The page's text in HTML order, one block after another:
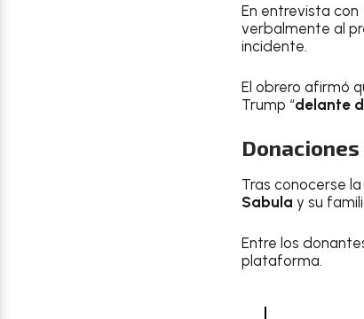
En entrevista con
verbalmente al
incidente.
El obrero afirmó
Trump “delante
Tras conocerse
Sabula y su
Entre los
plataforma.